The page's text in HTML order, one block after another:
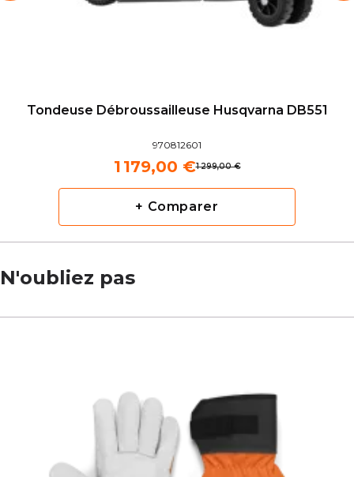
Tondeuse Débroussailleuse Husqvarna DB551
970812601
1 299,00 €
1 179,00 €
+ Comparer
N'oubliez pas